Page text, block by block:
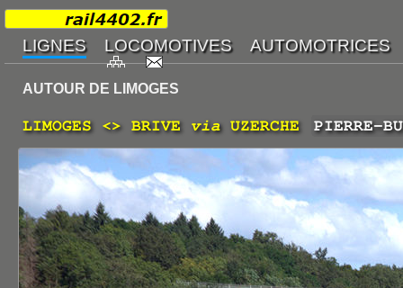
AUTOUR DE LIMOGES
LIMOGES <> BRIVE viaUZERCHE PIERRE-